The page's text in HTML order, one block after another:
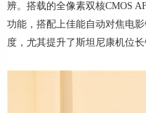
辨。搭载的全像素双核CMOS
功能，搭配上佳能自动对焦电
度，尤其提升了斯坦尼康机位长